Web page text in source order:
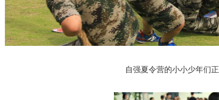
自强夏令营的小小少年们